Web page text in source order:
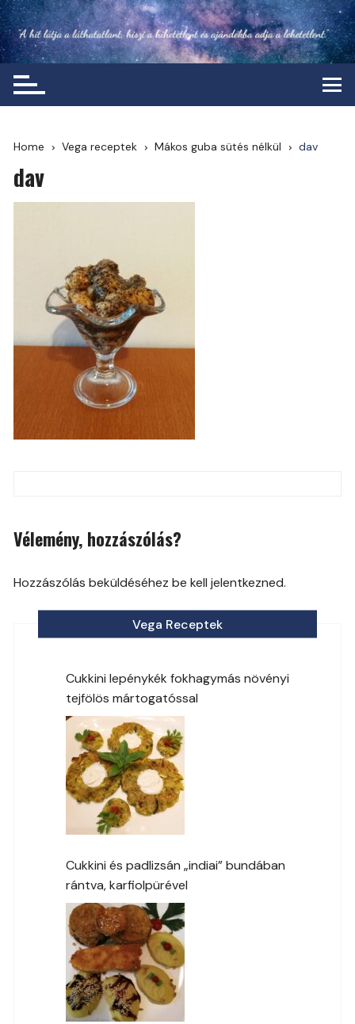
Skip
to
content
Home Vega receptek Mákos guba sütés nélkül dav
dav
navigation
Vélemény, hozzászólás?
Hozzászólás beküldéséhez be kell jelentkezned.
Vega Receptek
Cukkini lepénykék fokhagymás növényi
tejfölös mártogatóssal
Cukkini és padlizsán „indiai” bundában
rántva, karfiolpürével